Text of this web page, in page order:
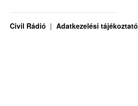
Civil Rádió Adatkezelési tájékoztató